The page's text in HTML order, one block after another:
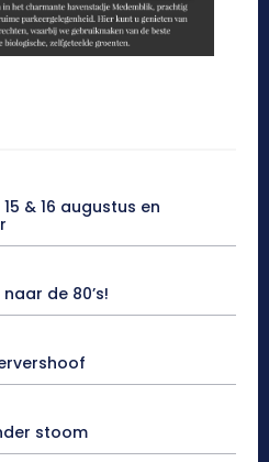
& 16 augustus en
de 80’s!
stoom